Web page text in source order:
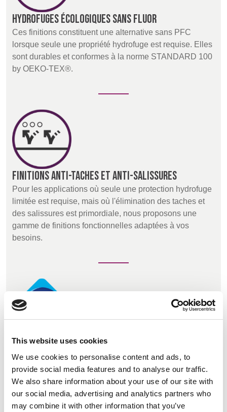
This website uses cookies
We use cookies to personalise content and ads, to
provide social media features and to analyse our traffic.
We also share information about your use of our site with
our social media, advertising and analytics partners who
may combine it with other information that you’ve
Hydrofuges écologiques sans fluor
Ces finitions constituent une alternative sans PFC
lorsque seule une propriété hydrofuge est requise. Elles
sont durables et conformes à la norme STANDARD 100
by OEKO-TEX®.
Finitions anti-taches et anti-salissures
Pour les applications où seule une protection hydrofuge
limitée est requise, mais où l'élimination des taches et
des salissures est primordiale, nous proposons une
gamme de finitions fonctionnelles adaptées à vos
besoins.
Traitement antibactérien/antimicrobien
La technologie « Sanitized® Silver » s'appuie sur un
traitement hygiénique bien connu et éprouvé, qui tire
parti des propriétés antibactériennes reconnues de
l'argent. Notre technologie a permis d'améliorer ces
propriétés et de les rendre plus faciles à exploiter et à